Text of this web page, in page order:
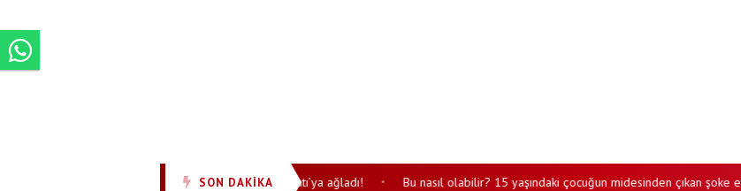
SON DAKİKA
Huylu huyundan vazgeçmiyor! Özgür yine Batı’ya ağladı! • Bu nasıl olabilir? 15 yaşındaki çocuğun midesinden çıkan şoke etti •